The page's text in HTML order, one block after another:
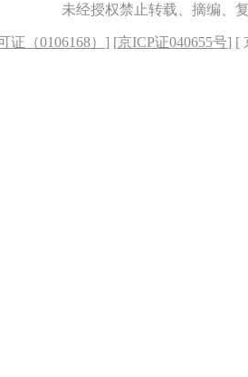
未经授权禁止转载、摘编、
（0106168） ] [京ICP证040655号] [